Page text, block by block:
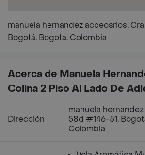
manuela hernandez acceosrios,
Bogotá, Bogota, Colombia
Acerca de Manuela
Colina 2 Piso Al Lado De
Dirección
manuela
58d #146-51,
Colombia